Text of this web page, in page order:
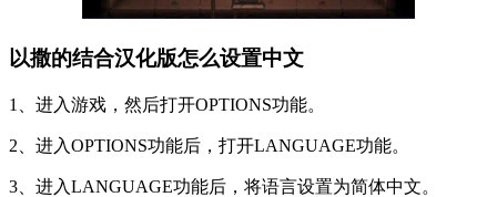
以撒的结合汉化版怎么设置中文
1、进入游戏，然后打开OPTIONS功能。
2、进入OPTIONS功能后，打开LANGUAGE功能。
3、进入LANGUAGE功能后，将语言设置为简体中文。